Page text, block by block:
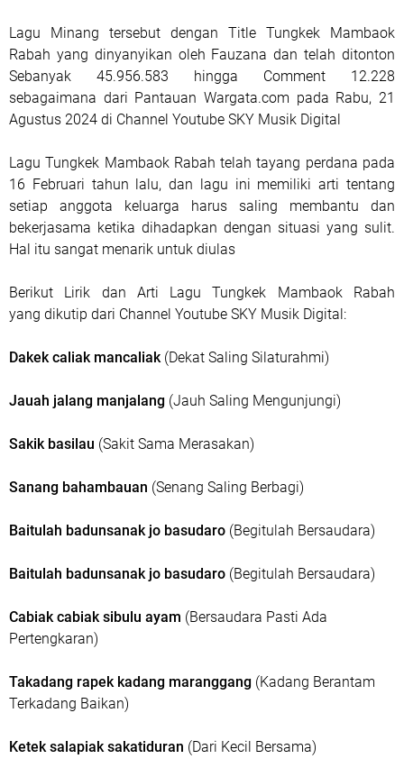
Lagu Minang tersebut dengan Title Tungkek Mambaok
Rabah yang dinyanyikan oleh Fauzana dan telah ditonton
Sebanyak 45.956.583 hingga Comment 12.228
sebagaimana dari Pantauan Wargata.com pada Rabu, 21
Agustus 2024 di Channel Youtube SKY Musik Digital
Lagu Tungkek Mambaok Rabah telah tayang perdana pada
16 Februari tahun lalu, dan lagu ini memiliki arti tentang
setiap anggota keluarga harus saling membantu dan
bekerjasama ketika dihadapkan dengan situasi yang sulit.
Hal itu sangat menarik untuk diulas
Berikut Lirik dan Arti Lagu Tungkek Mambaok Rabah
yang dikutip dari Channel Youtube SKY Musik Digital:
Dakek caliak mancaliak(Dekat Saling Silaturahmi)
Jauah jalang manjalang (Jauh Saling Mengunjungi)
Sakik basilau (Sakit Sama Merasakan)
Sanang bahambauan (Senang Saling Berbagi)
Baitulah badunsanak jo basudaro (Begitulah Bersaudara)
Baitulah badunsanak jo basudaro (Begitulah Bersaudara)
Cabiak cabiak sibulu ayam (Bersaudara Pasti Ada
Pertengkaran)
Takadang rapek kadang maranggang (Kadang Berantam
Terkadang Baikan)
Ketek salapiak sakatiduran (Dari Kecil Bersama)